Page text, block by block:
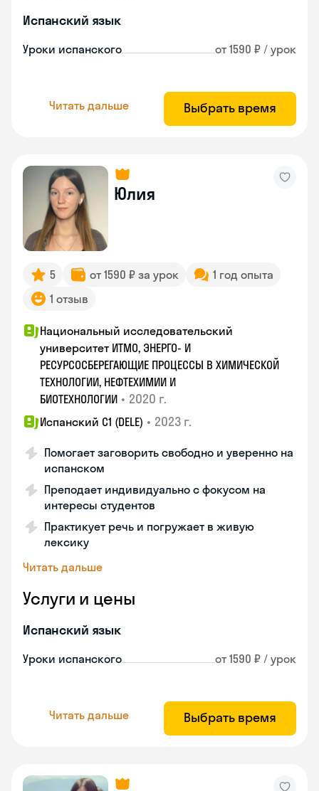
Испанский язык
Уроки испанского от 1590 ₽ / урок
Читать дальше Выбрать время
Юлия
5 от 1590 ₽ за урок
1 год опыта
1 отзыв
Национальный исследовательский
университет ИТМО, ЭНЕРГО- И
РЕСУРСОСБЕРЕГАЮЩИЕ ПРОЦЕССЫ В ХИМИЧЕСКОЙ
ТЕХНОЛОГИИ, НЕФТЕХИМИИ И
БИОТЕХНОЛОГИИ • 2020 г.
Испанский С1 (DELE) • 2023 г.
Помогает заговорить свободно и уверенно на
испанском
Преподает индивидуально с фокусом на
интересы студентов
Практикует речь и погружает в живую
лексику
Читать дальше
Услуги и цены
Испанский язык
Уроки испанского от 1590 ₽ / урок
Читать дальше Выбрать время